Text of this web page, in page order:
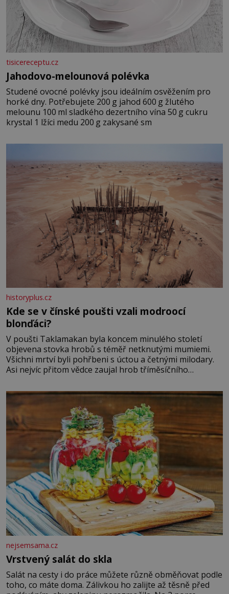
tisicereceptu.cz
Jahodovo-melounová polévka
Studené ovocné polévky jsou ideálním osvěžením pro
horké dny. Potřebujete 200 g jahod 600 g žlutého
melounu 100 ml sladkého dezertního vína 50 g cukru
krystal 1 lžíci medu 200 g zakysané sm
historyplus.cz
Kde se v čínské poušti vzali modroocí
blonďáci?
V poušti Taklamakan byla koncem minulého století
objevena stovka hrobů s téměř netknutými mumiemi.
Všichni mrtví byli pohřbeni s úctou a četnými milodary.
Asi nejvíc přitom vědce zaujal hrob tříměsíčního
blonďaté vlásky. Fakt, že jsou těla dávných lidí nesmírně
dobře zachovalá, přičítají odborníci zdejším klimatickým
podmínkám. Sucho, prosolené písky a extrémně
nejsemsama.cz
Vrstvený salát do skla
Salát na cesty i do práce můžete různě obměňovat podle
toho, co máte doma. Zálivkou ho zalijte až těsně před